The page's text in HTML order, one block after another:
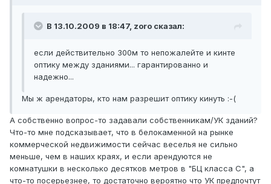
В 13.10.2009 в 18:47, zoro сказал:
если действительно 300м то непожалейте и кинте
оптику между зданиями... гарантированно и
надежно...
Мы ж арендаторы, кто нам разрешит оптику кинуть :-(
А собственно вопрос-то задавали собственникам/УК зданий?
Что-то мне подсказывает, что в белокаменной на рынке
коммерческой недвижимости сейчас веселья не сильно
меньше, чем в наших краях, и если арендуются не
комнатушки в несколько десятков метров в "БЦ класса С", а
что-то посерьезнее, то достаточно вероятно что УК предпочтут